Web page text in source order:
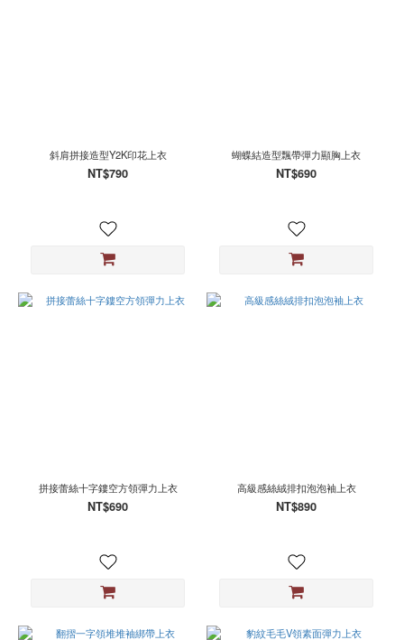
斜肩拼接造型Y2K印花上衣
NT$790
蝴蝶結造型飄帶彈力顯胸上衣
NT$690
拼接蕾絲十字鏤空方領彈力上衣
NT$690
高級感絲絨排扣泡泡袖上衣
NT$890